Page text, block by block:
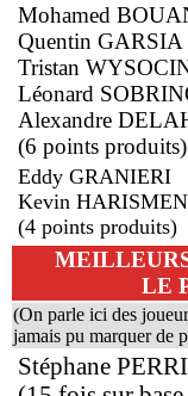
Mohamed
Quentin GARSIA
Tristan
Léonard
Alexandre
(6 points produits)
Eddy GRANIERI
Kevin
(4 points produits)
LE
(On parle ici des
jamais pu marquer de
Stéphane